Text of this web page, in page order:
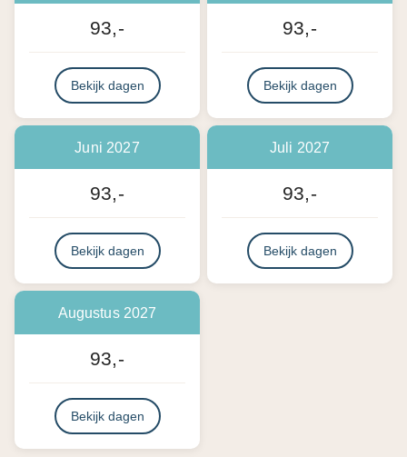
93,-
Bekijk dagen
93,-
Bekijk dagen
Juni 2027
93,-
Bekijk dagen
Juli 2027
93,-
Bekijk dagen
Augustus 2027
93,-
Bekijk dagen